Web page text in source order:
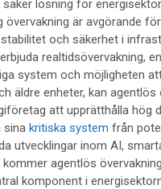
lösning för
övervakning är avgörande
och säkerhet i
realtidsövervakning,
system och möjligheten
äldre enheter, kan agentlös
att upprätthålla hög
sina kritiska system från
utvecklingar inom AI,
kommer agentlös
komponent i